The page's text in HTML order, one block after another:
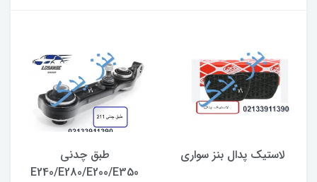
لاستیک پدال بنز سواری
طبق چدنی
E240/E280/E200/E350